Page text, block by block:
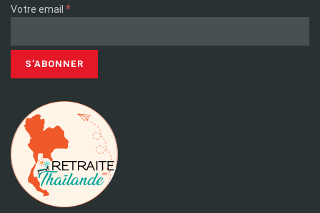
Votre email *